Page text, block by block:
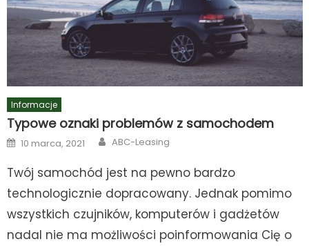
Informacje
Typowe oznaki problemów z samochodem
Posted
on
10 marca, 2021 Author
ABC-Leasing
Twój samochód jest na pewno bardzo
technologicznie dopracowany. Jednak pomimo
wszystkich czujników, komputerów i gadżetów
nadal nie ma możliwości poinformowania Cię o